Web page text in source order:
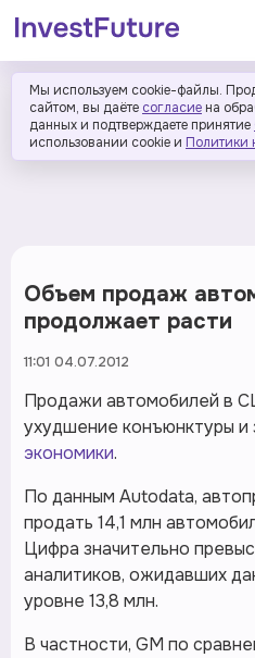
Мы используем cookie-файлы.
сайтом, вы даёте согласие на
данных и подтверждаете принятие
использовании cookie и Политики
Объем продаж
продолжает расти
11:01 04.07.2012
Продажи автомобилей в
ухудшение конъюнктуры
экономики.
По данным Autodata,
продать 14,1 млн
Цифра значительно
аналитиков, ожидавших
уровне 13,8 млн.
В частности, GM по